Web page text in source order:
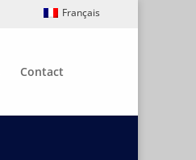
Français
Contact